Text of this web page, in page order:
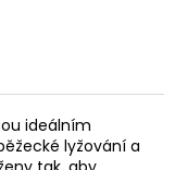
ideálním
lyžování a